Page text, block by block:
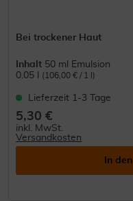
Bei trockener Haut
Inhalt 50 ml Emulsion
0.05 l
(106,00 € / 1 l)
Lieferzeit 1-3 Tage
5,30 €
inkl. MwSt.
Versandkosten
In den